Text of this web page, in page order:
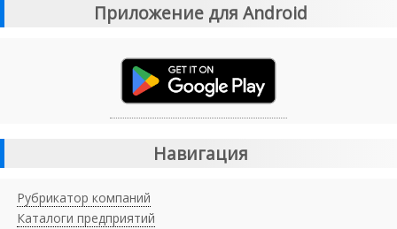
Приложение для Android
Навигация
Рубрикатор компаний
Каталоги предприятий